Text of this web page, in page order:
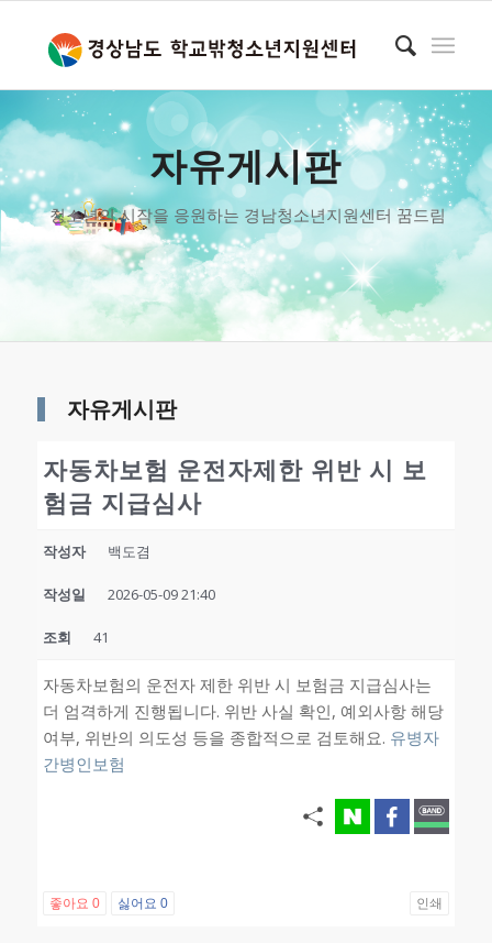
자유게시판
청소년의 시작을 응원하는 경남청소년지원센터 꿈드림
자유게시판
자동차보험 운전자제한 위반 시 보
험금 지급심사
작성자 백도겸
작성일 2026-05-09 21:40
조회 41
자동차보험의 운전자 제한 위반 시 보험금 지급심사는
더 엄격하게 진행됩니다. 위반 사실 확인, 예외사항 해당
여부, 위반의 의도성 등을 종합적으로 검토해요. 유병자
간병인보험
좋아요 0 싫어요 0 인쇄